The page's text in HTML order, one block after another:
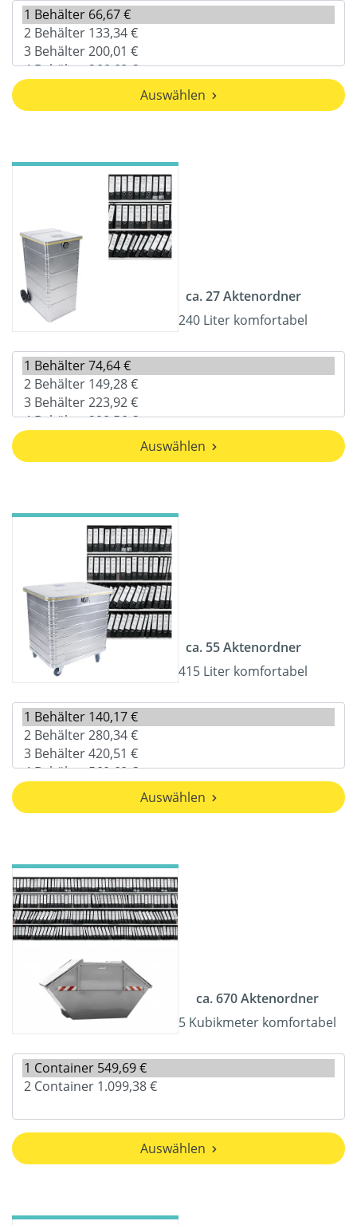
Auswählen
ca. 27 Aktenordner
240 Liter komfortabel
Auswählen
ca. 55 Aktenordner
415 Liter komfortabel
Auswählen
ca. 670 Aktenordner
5 Kubikmeter komfortabel
Auswählen